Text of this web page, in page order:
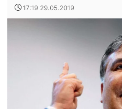
17:19 29.05.2019